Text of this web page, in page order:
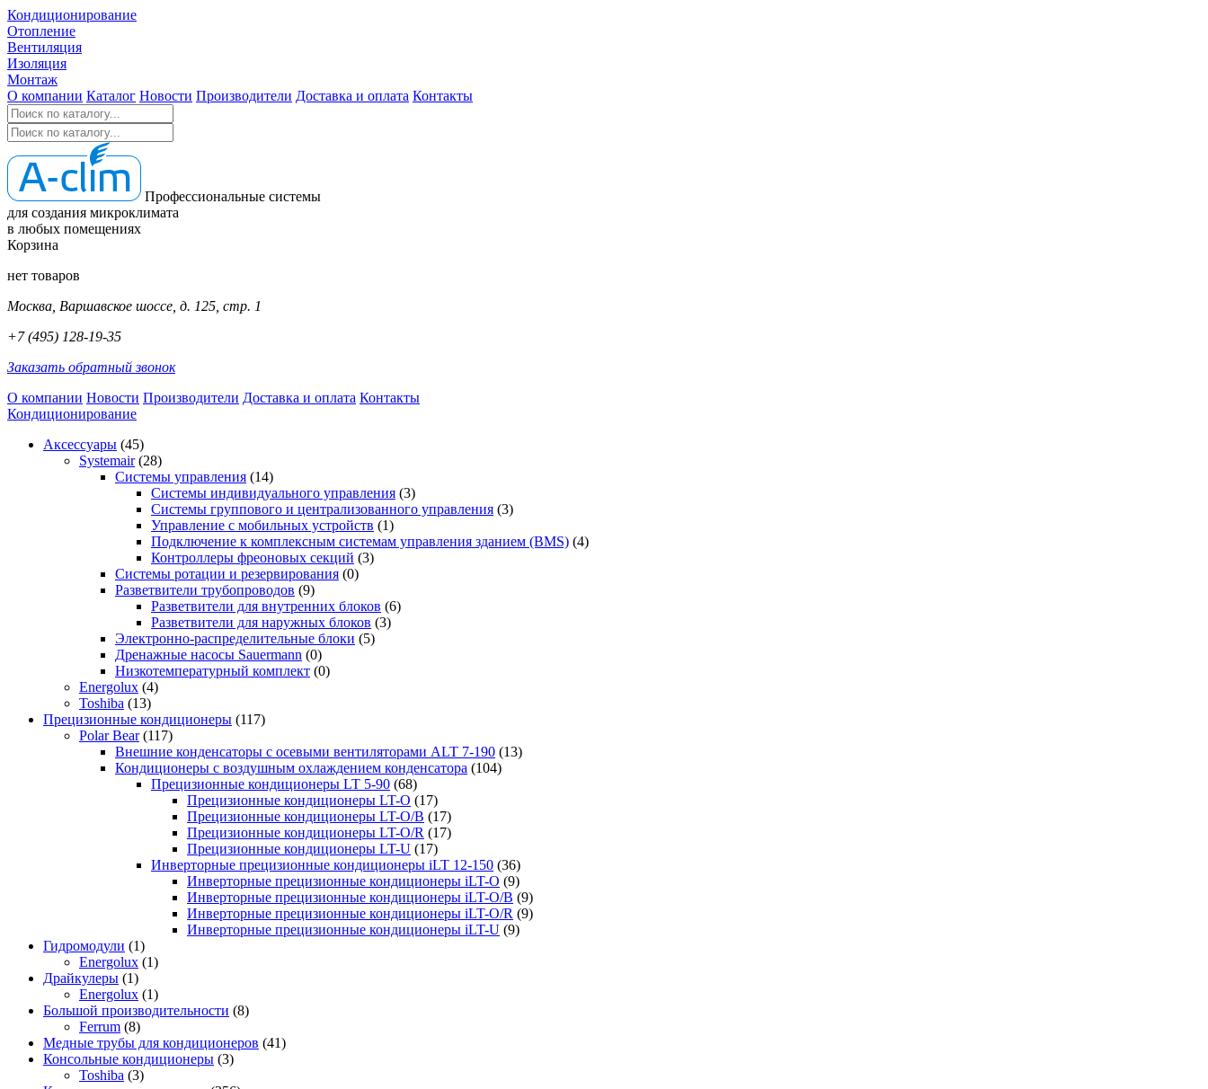
Кондиционирование
Отопление
Вентиляция
Изоляция
Монтаж
О компании Каталог Новости Производители Доставка и оплата Контакты
Профессиональные системы
для создания микроклимата
в любых помещениях
Корзина
нет товаров
Москва, Варшавское шоссе, д. 125, стр. 1
+7 (495) 128-19-35
Заказать обратный звонок
О компании Новости Производители Доставка и оплата Контакты
Кондиционирование
Аксессуары (45)
Systemair (28)
Системы управления (14)
Системы индивидуального управления (3)
Системы группового и централизованного управления (3)
Управление с мобильных устройств (1)
Подключение к комплексным системам управления зданием (BMS) (4)
Контроллеры фреоновых секций (3)
Системы ротации и резервирования (0)
Разветвители трубопроводов (9)
Разветвители для внутренних блоков (6)
Разветвители для наружных блоков (3)
Электронно-распределительные блоки (5)
Дренажные насосы Sauermann (0)
Низкотемпературный комплект (0)
Energolux (4)
Toshiba (13)
Прецизионные кондиционеры (117)
Polar Bear (117)
Внешние конденсаторы с осевыми вентиляторами ALT 7-190 (13)
Кондиционеры с воздушным охлаждением конденсатора (104)
Прецизионные кондиционеры LT 5-90 (68)
Прецизионные кондиционеры LT-O (17)
Прецизионные кондиционеры LT-O/B (17)
Прецизионные кондиционеры LT-O/R (17)
Прецизионные кондиционеры LT-U (17)
Инверторные прецизионные кондиционеры iLT 12-150 (36)
Инверторные прецизионные кондиционеры iLT-O (9)
Инверторные прецизионные кондиционеры iLT-O/B (9)
Инверторные прецизионные кондиционеры iLT-O/R (9)
Инверторные прецизионные кондиционеры iLT-U (9)
Гидромодули (1)
Energolux (1)
Драйкулеры (1)
Energolux (1)
Большой производительности (8)
Ferrum (8)
Медные трубы для кондиционеров (41)
Консольные кондиционеры (3)
Toshiba (3)